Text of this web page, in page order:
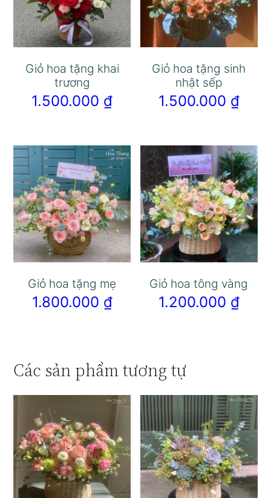
Giỏ hoa tặng khai
trương
1.500.000 ₫
Giỏ hoa tặng sinh
nhật sếp
1.500.000 ₫
Giỏ hoa tặng mẹ
1.800.000 ₫
Giỏ hoa tông vàng
1.200.000 ₫
Các sản phẩm tương tự